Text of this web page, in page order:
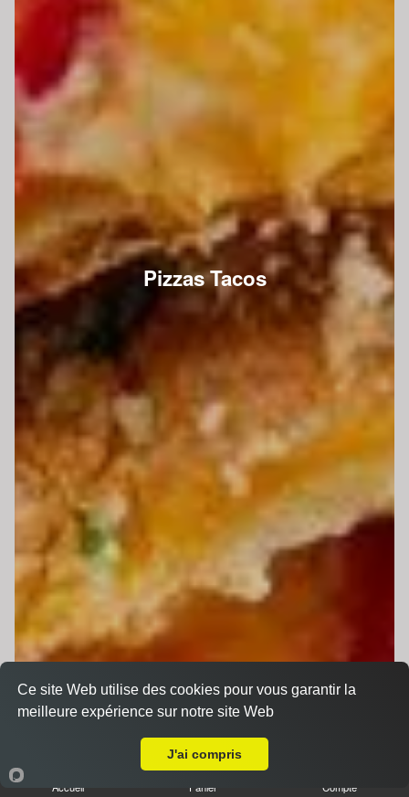
Pizzas Tacos
Accueil Panier Compte
Ce site Web utilise des cookies pour vous garantir la
meilleure expérience sur notre site Web
J'ai compris